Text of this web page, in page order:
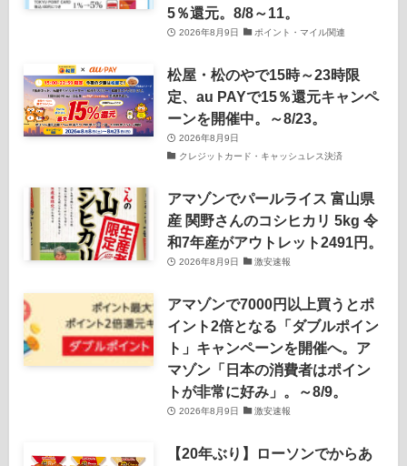
5％還元。8/8～11。
2026年8月9日 ポイント・マイル関連
松屋・松のやで15時～23時限
定、au PAYで15％還元キャンペ
ーンを開催中。～8/23。
2026年8月9日
クレジットカード・キャッシュレス決済
アマゾンでパールライス 富山県
産 関野さんのコシヒカリ 5kg 令
和7年産がアウトレット2491円。
2026年8月9日 激安速報
アマゾンで7000円以上買うとポ
イント2倍となる「ダブルポイン
ト」キャンペーンを開催へ。ア
マゾン「日本の消費者はポイン
トが非常に好み」。～8/9。
2026年8月9日 激安速報
【20年ぶり】ローソンでからあ